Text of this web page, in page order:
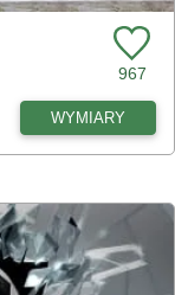
967
WYMIARY